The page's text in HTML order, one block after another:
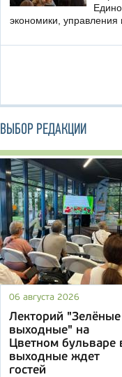
экономики,
ВЫБОР РЕДАКЦИИ
06 августа 2026
Лекторий "Зелёные
выходные" на
Цветном бульваре
выходные ждет
гостей